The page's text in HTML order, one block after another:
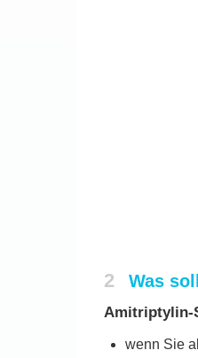
2 Was
Amitriptylin-
wenn Sie